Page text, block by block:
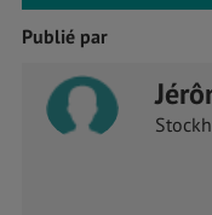
Publié par